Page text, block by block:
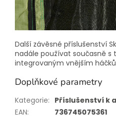
Další závěsné příslušenství
nadále používat současně s
integrovaným vnějším
Doplňkové parametry
Kategorie: Příslušenství k
EAN: 736745075361